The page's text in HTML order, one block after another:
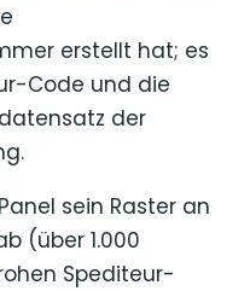
erstellt hat; es
Code und die
der
sein Raster an
(über 1.000
Spediteur-